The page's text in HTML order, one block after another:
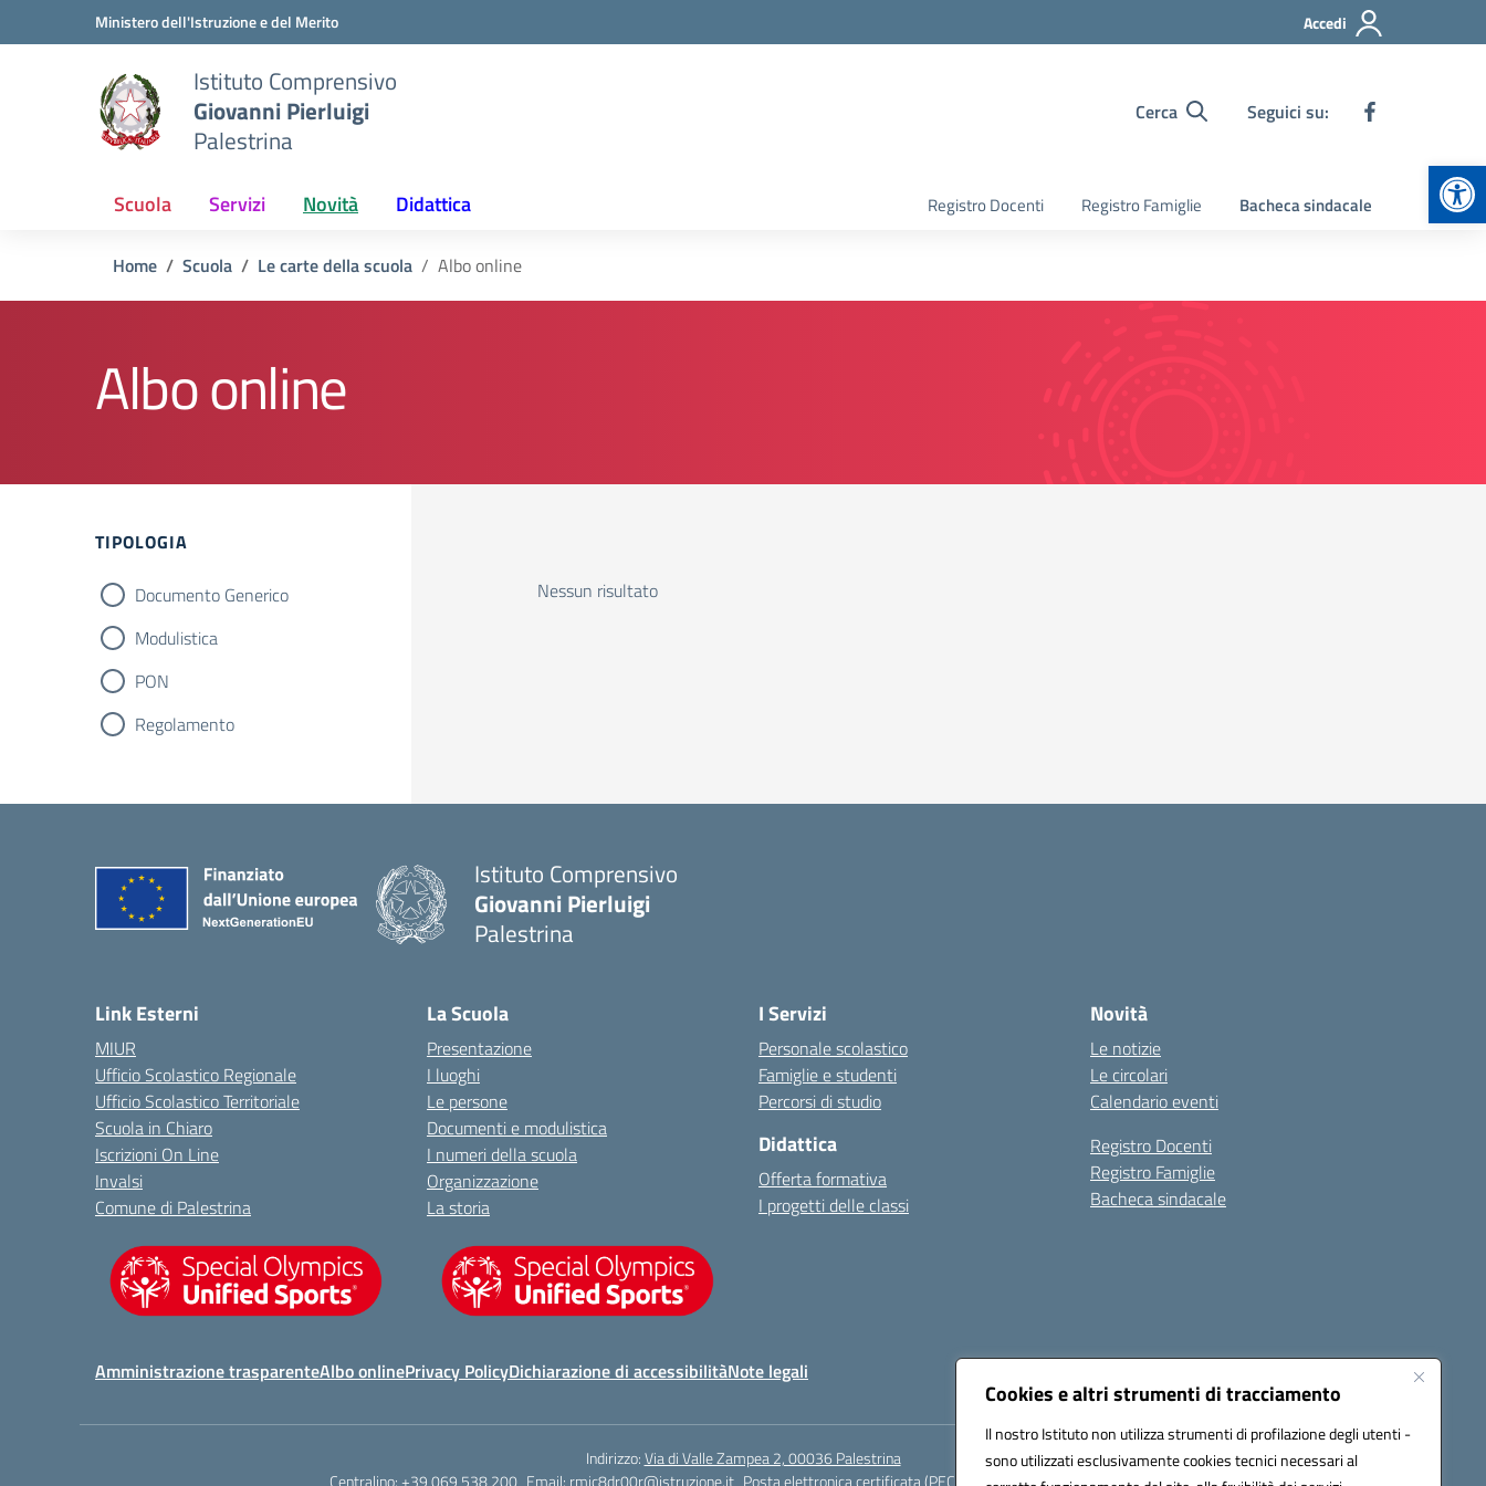
Cookies e altri strumenti di tracciamento
Il nostro Istituto non utilizza strumenti di profilazione degli utenti -
sono utilizzati esclusivamente cookies tecnici necessari al
Vai ai contenuti
Vai al menu di navigazioneMinistero dell'Istruzione e del Merito Accedi
Istituto Comprensivo
Giovanni Pierluigi
Palestrina
Cerca Seguici su:
Scuola Servizi Novità Didattica Registro Docenti Registro Famiglie Bacheca sindacale
Home Scuola Le carte della scuola Albo online
Albo online
Filtri
TIPOLOGIA
Documento Generico
Modulistica
PON
Regolamento
Nessun risultato
Istituto Comprensivo
Giovanni Pierluigi
Palestrina
Link Esterni
MIUR
Ufficio Scolastico Regionale
Ufficio Scolastico Territoriale
Scuola in Chiaro
Iscrizioni On Line
Invalsi
Comune di Palestrina
La Scuola
Presentazione
I luoghi
Le persone
Documenti e modulistica
I numeri della scuola
Organizzazione
La storia
I Servizi
Personale scolastico
Famiglie e studenti
Percorsi di studio
Didattica
Offerta formativa
I progetti delle classi
Novità
Le notizie
Le circolari
Calendario eventi
Registro Docenti
Registro Famiglie
Bacheca sindacale
Amministrazione trasparenteAlbo onlinePrivacy PolicyDichiarazione di accessibilitàNote legali
Indirizzo:Via di Valle Zampea 2, 00036 Palestrina
Centralino:+39 069 538 200 Email: rmic8dr00r@istruzione.it Posta elettronica certificata (PEC): rmic8dr00r@pec.istruzione.it